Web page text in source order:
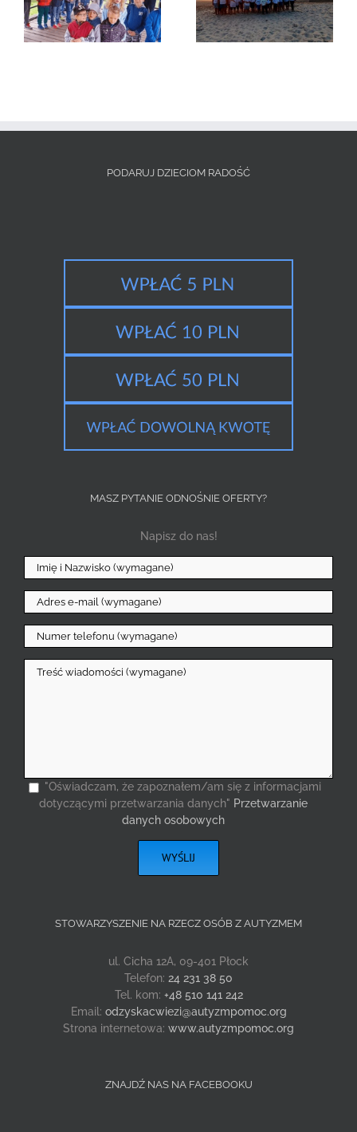
Kolonie letnie 2020
Kazimierza Wielkiego
– lato 2020
PODARUJ DZIECIOM RADOŚĆ
MASZ PYTANIE ODNOŚNIE OFERTY?
Napisz do nas!
"Oświadczam, że zapoznałem/am się z informacjami
dotyczącymi przetwarzania danych" Przetwarzanie
danych osobowych
STOWARZYSZENIE NA RZECZ OSÓB Z AUTYZMEM
ul. Cicha 12A, 09-401 Płock
Telefon: 24 231 38 50
Tel. kom: +48 510 141 242
Email: odzyskacwiezi@autyzmpomoc.org
Strona internetowa: www.autyzmpomoc.org
ZNAJDŹ NAS NA FACEBOOKU